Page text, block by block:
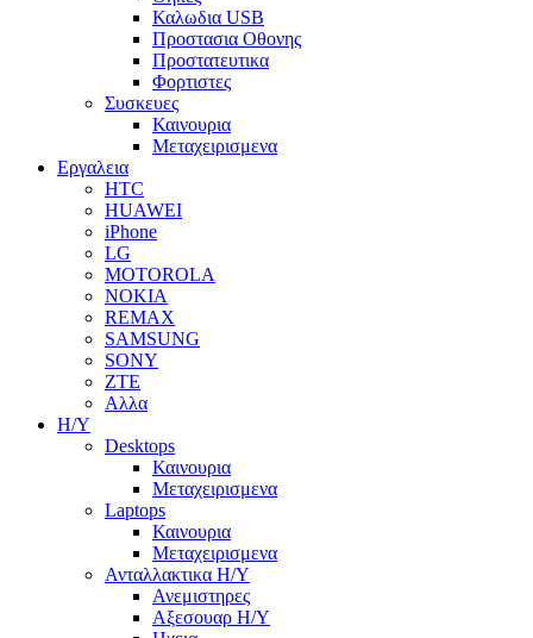
Καλωδια USB
Προστασια Οθονης
Προστατευτικα
Φορτιστες
Συσκευες
Καινουρια
Μεταχειρισμενα
Εργαλεια
HTC
HUAWEI
iPhone
LG
MOTOROLA
NOKIA
REMAX
SAMSUNG
SONY
ZTE
Αλλα
Η/Υ
Desktops
Καινουρια
Μεταχειρισμενα
Laptops
Καινουρια
Μεταχειρισμενα
Ανταλλακτικα H/Y
Ανεμιστηρες
Αξεσουαρ Η/Υ